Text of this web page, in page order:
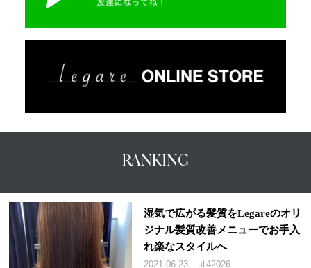
RANKING
湿気で広がる髪質をLegareのオリ
ジナル髪質改善メニューでお手入
れ楽なスタイルへ
2021.06.23 42026